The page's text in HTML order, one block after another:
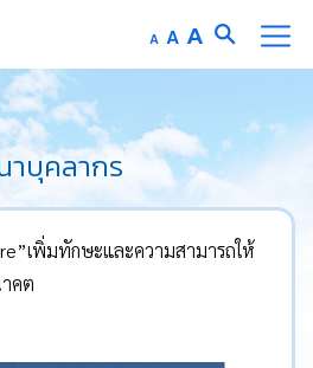
A Decrease
font
AReset
font
A Increase
font
บุคลากร
เพิ่มทักษะและความสามารถให้
คต